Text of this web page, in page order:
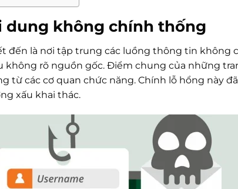
dung không chính thống
đến là nơi tập trung các luồng thông tin không
không rõ nguồn gốc. Điểm chung của những
từ các cơ quan chức năng. Chính lỗ hổng này
xấu khai thác.